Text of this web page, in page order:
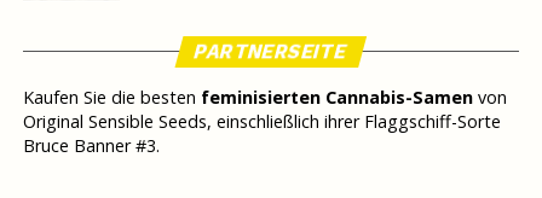
PARTNERSEITE
Kaufen Sie die besten feminisierten Cannabis-Samenvon
Original Sensible Seeds, einschließlich ihrer Flaggschiff-Sorte
Bruce Banner #3.